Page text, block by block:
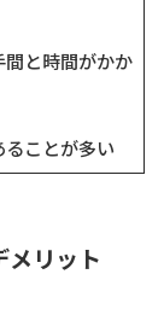
と時間がかか
ことが多い
メリット